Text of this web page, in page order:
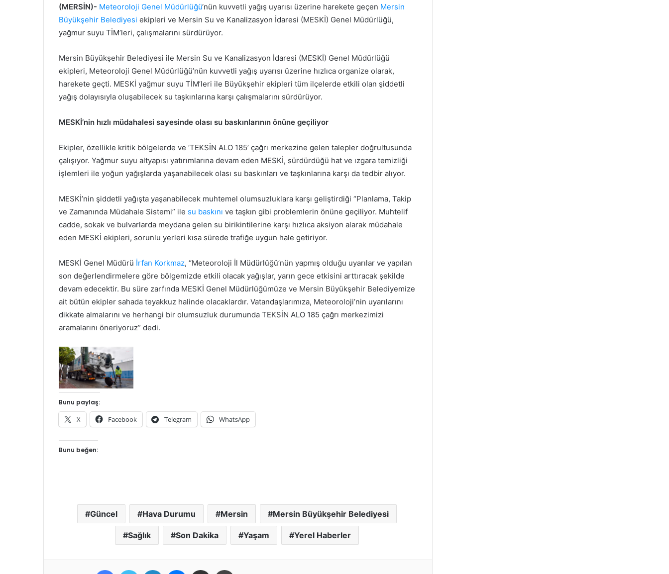
(MERSİN)- Meteoroloji Genel Müdürlüğü‘nün kuvvetli yağış uyarısı üzerine harekete geçen Mersin
Büyükşehir Belediyesi ekipleri ve Mersin Su ve Kanalizasyon İdaresi (MESKİ) Genel Müdürlüğü,
yağmur suyu TİM’leri, çalışmalarını sürdürüyor.
Mersin Büyükşehir Belediyesi ile Mersin Su ve Kanalizasyon İdaresi (MESKİ) Genel Müdürlüğü
ekipleri, Meteoroloji Genel Müdürlüğü’nün kuvvetli yağış uyarısı üzerine hızlıca organize olarak,
harekete geçti. MESKİ yağmur suyu TİM’leri ile Büyükşehir ekipleri tüm ilçelerde etkili olan şiddetli
yağış dolayısıyla oluşabilecek su taşkınlarına karşı çalışmalarını sürdürüyor.
MESKİ’nin hızlı müdahalesi sayesinde olası su baskınlarının önüne geçiliyor
Ekipler, özellikle kritik bölgelerde ve ‘TEKSİN ALO 185’ çağrı merkezine gelen talepler doğrultusunda
çalışıyor. Yağmur suyu altyapısı yatırımlarına devam eden MESKİ, sürdürdüğü hat ve ızgara temizliği
işlemleri ile yoğun yağışlarda yaşanabilecek olası su baskınları ve taşkınlarına karşı da tedbir alıyor.
MESKİ’nin şiddetli yağışta yaşanabilecek muhtemel olumsuzluklara karşı geliştirdiği “Planlama, Takip
ve Zamanında Müdahale Sistemi” ile su baskını ve taşkın gibi problemlerin önüne geçiliyor. Muhtelif
cadde, sokak ve bulvarlarda meydana gelen su birikintilerine karşı hızlıca aksiyon alarak müdahale
eden MESKİ ekipleri, sorunlu yerleri kısa sürede trafiğe uygun hale getiriyor.
MESKİ Genel Müdürü İrfan Korkmaz, “Meteoroloji İl Müdürlüğü’nün yapmış olduğu uyarılar ve yapılan
son değerlendirmelere göre bölgemizde etkili olacak yağışlar, yarın gece etkisini arttıracak şekilde
devam edecektir. Bu süre zarfında MESKİ Genel Müdürlüğümüze ve Mersin Büyükşehir Belediyemize
ait bütün ekipler sahada teyakkuz halinde olacaklardır. Vatandaşlarımıza, Meteoroloji’nin uyarılarını
dikkate almalarını ve herhangi bir olumsuzluk durumunda TEKSİN ALO 185 çağrı merkezimizi
aramalarını öneriyoruz” dedi.
Bunu paylaş:
X Facebook Telegram WhatsApp
Bunu beğen:
Güncel Hava Durumu Mersin Mersin Büyükşehir Belediyesi
Sağlık Son Dakika Yaşam Yerel Haberler
FacebookTwitter LinkedIn MessengerE-Posta ile paylaş